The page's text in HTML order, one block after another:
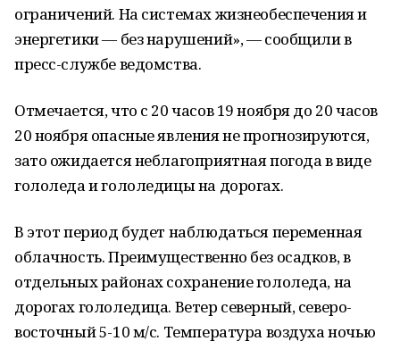
ограничений. На системах жизнеобеспечения и
энергетики — без нарушений», — сообщили в
пресс-службе ведомства.
Отмечается, что с 20 часов 19 ноября до 20 часов
20 ноября опасные явления не прогнозируются,
зато ожидается неблагоприятная погода в виде
гололеда и гололедицы на дорогах.
В этот период будет наблюдаться переменная
облачность. Преимущественно без осадков, в
отдельных районах сохранение гололеда, на
дорогах гололедица. Ветер северный, северо-
восточный 5-10 м/с. Температура воздуха ночью